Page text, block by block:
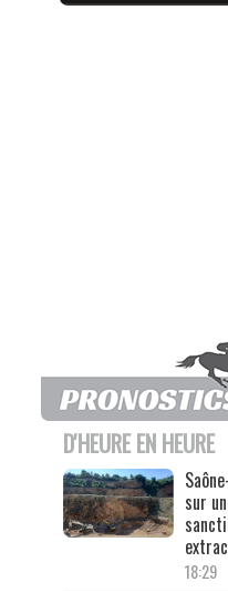
D'HEURE EN HEURE
sur
18:29